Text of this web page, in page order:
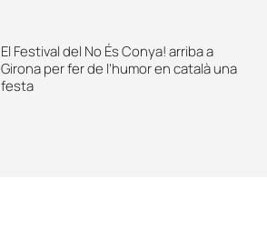
El Festival del No És Conya! arriba a
Girona per fer de l’humor en català una
festa